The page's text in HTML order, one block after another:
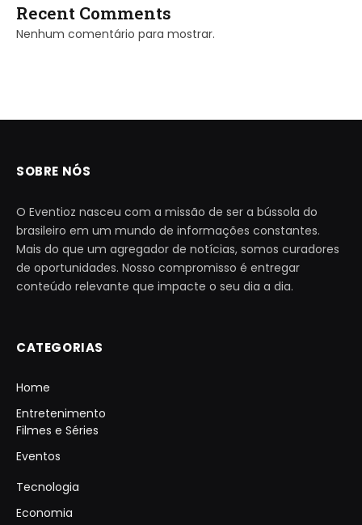
Recent Comments
Nenhum comentário para mostrar.
SOBRE NÓS
O Eventioz nasceu com a missão de ser a bússola do
brasileiro em um mundo de informações constantes.
Mais do que um agregador de notícias, somos curadores
de oportunidades. Nosso compromisso é entregar
conteúdo relevante que impacte o seu dia a dia.
CATEGORIAS
Home
Entretenimento
Filmes e Séries
Eventos
Tecnologia
Economia